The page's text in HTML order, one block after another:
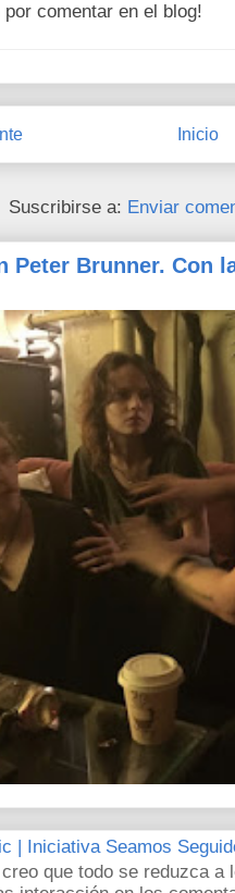
por comentar en el blog!
Inicio
Suscribirse a: Enviar
Peter Brunner. Con
| Iniciativa Seamos
que todo se reduzca a